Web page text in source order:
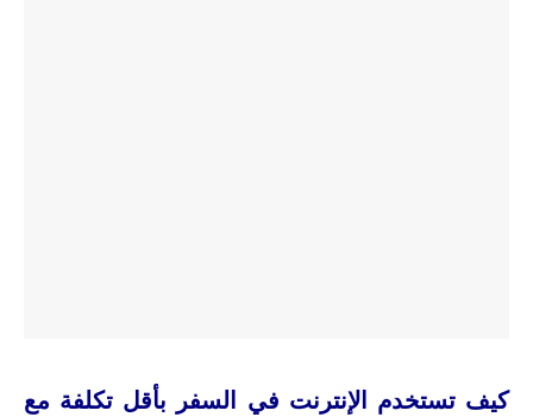
كيف تستخدم الإنترنت في السفر بأقل تكلفة مع